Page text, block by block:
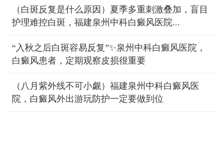
（白斑反复是什么原因）夏季多重刺激叠加，盲目
护理难控白斑，福建泉州中科白癜风医院...
“入秋之后白斑容易反复”✨泉州中科白癜风医院，
白癜风患者，定期观察皮损很重要
（八月紫外线不可小觑）福建泉州中科白癜风医
院，白癜风外出游玩防护一定要做到位